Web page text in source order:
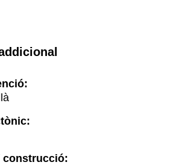
construcció: